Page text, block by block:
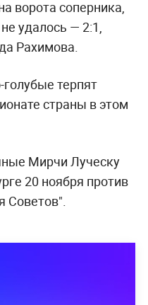
ворота соперника,
удалось — 2:1,
Рахимова.
терпят
страны в этом
Мирчи Луческу
20 ноября против
Советов".